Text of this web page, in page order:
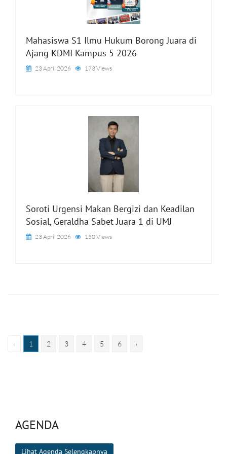
Mahasiswa S1 Ilmu Hukum Borong Juara di
Ajang KDMI Kampus 5 2026
23 April 2026 173 Views
Soroti Urgensi Makan Bergizi dan Keadilan
Sosial, Geraldha Sabet Juara 1 di UMJ
23 April 2026 150 Views
‹ 1 2 3 4 5 6 ›
AGENDA
Lihat Agenda Selengkapnya